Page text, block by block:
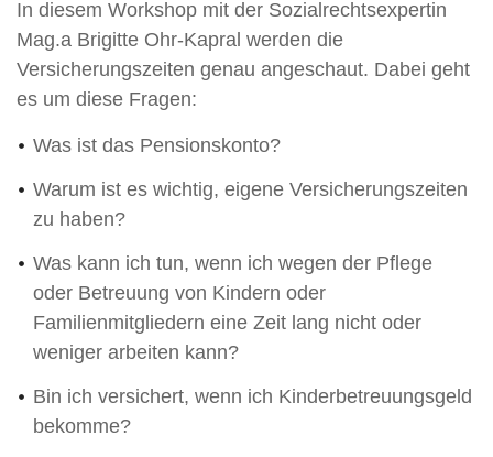
In diesem Workshop mit der Sozialrechtsexpertin
Mag.a Brigitte Ohr-Kapral werden die
Versicherungszeiten genau angeschaut. Dabei geht
es um diese Fragen:
Was ist das Pensionskonto?
Warum ist es wichtig, eigene Versicherungszeiten
zu haben?
Was kann ich tun, wenn ich wegen der Pflege
oder Betreuung von Kindern oder
Familienmitgliedern eine Zeit lang nicht oder
weniger arbeiten kann?
Bin ich versichert, wenn ich Kinderbetreuungsgeld
bekomme?